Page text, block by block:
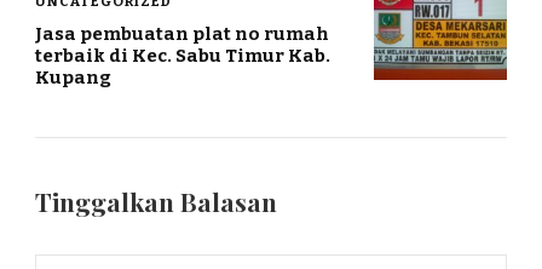
Jasa pembuatan plat no rumah
terbaik di Kec. Sabu Timur Kab.
Kupang
Tinggalkan Balasan